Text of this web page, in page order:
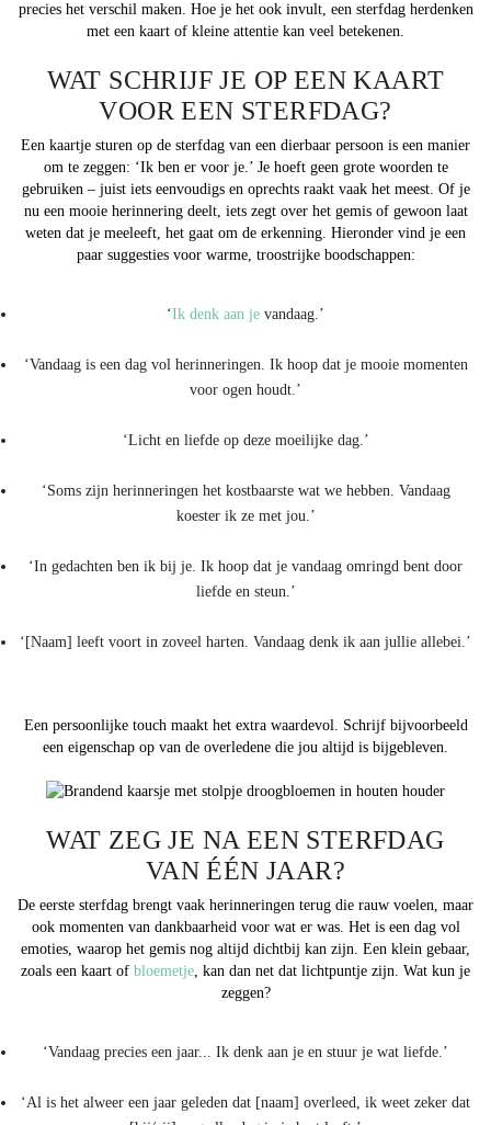
precies het verschil maken. Hoe je het ook invult, een sterfdag herdenken
met een kaart of kleine attentie kan veel betekenen.
WAT SCHRIJF JE OP EEN KAART
VOOR EEN STERFDAG?
Een kaartje sturen op de sterfdag van een dierbaar persoon is een manier
om te zeggen: ‘Ik ben er voor je.’ Je hoeft geen grote woorden te
gebruiken – juist iets eenvoudigs en oprechts raakt vaak het meest. Of je
nu een mooie herinnering deelt, iets zegt over het gemis of gewoon laat
weten dat je meeleeft, het gaat om de erkenning. Hieronder vind je een
paar suggesties voor warme, troostrijke boodschappen:
‘Ik denk aan je vandaag.’
‘Vandaag is een dag vol herinneringen. Ik hoop dat je mooie momenten
voor ogen houdt.’
‘Licht en liefde op deze moeilijke dag.’
‘Soms zijn herinneringen het kostbaarste wat we hebben. Vandaag
koester ik ze met jou.’
‘In gedachten ben ik bij je. Ik hoop dat je vandaag omringd bent door
liefde en steun.’
‘[Naam] leeft voort in zoveel harten. Vandaag denk ik aan jullie allebei.’
Een persoonlijke touch maakt het extra waardevol. Schrijf bijvoorbeeld
een eigenschap op van de overledene die jou altijd is bijgebleven.
WAT ZEG JE NA EEN STERFDAG
VAN ÉÉN JAAR?
De eerste sterfdag brengt vaak herinneringen terug die rauw voelen, maar
ook momenten van dankbaarheid voor wat er was. Het is een dag vol
emoties, waarop het gemis nog altijd dichtbij kan zijn. Een klein gebaar,
zoals een kaart of bloemetje, kan dan net dat lichtpuntje zijn. Wat kun je
zeggen?
‘Vandaag precies een jaar... Ik denk aan je en stuur je wat liefde.’
‘Al is het alweer een jaar geleden dat [naam] overleed, ik weet zeker dat